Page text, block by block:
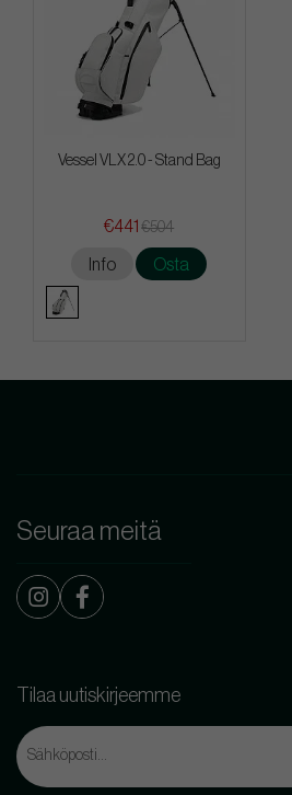
Vessel VLX 2.0 - Stand Bag
€441 €504
Info Osta
Seuraa meitä
Tilaa uutiskirjeemme